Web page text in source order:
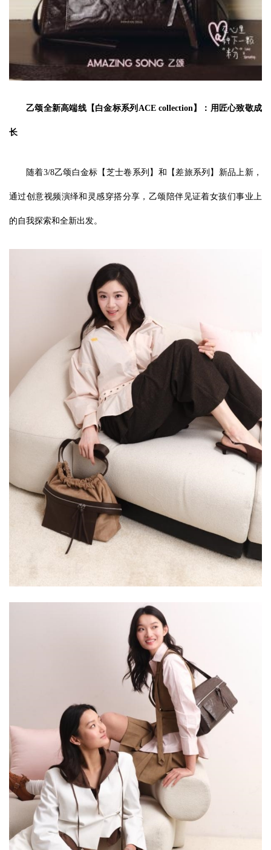
乙颂全新高端线【白金标系列ACE collection】：用匠心致敬成
长
随着3/8乙颂白金标【芝士卷系列】和【差旅系列】新品上新，
通过创意视频演绎和灵感穿搭分享，乙颂陪伴见证着女孩们事业上
的自我探索和全新出发。